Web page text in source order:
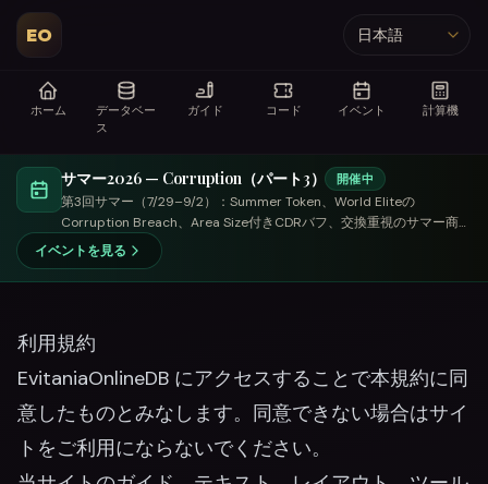
EO 言語
ホーム
データベー
ス
ガイド コード イベント 計算機
サマー2026 — Corruption（パート3） 開催中
第3回サマー（7/29–9/2）：Summer Token、World Eliteの
Corruption Breach、Area Size付きCDRバフ、交換重視のサマー商
人。
イベントを見る
利用規約
EvitaniaOnlineDB にアクセスすることで本規約に同
意したものとみなします。同意できない場合はサイ
トをご利用にならないでください。